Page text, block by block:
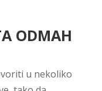
ODMAH
u nekoliko